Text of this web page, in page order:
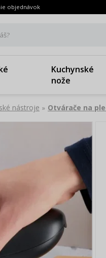
objednávok
Kuchynské
nože
nástroje » Otvárače na